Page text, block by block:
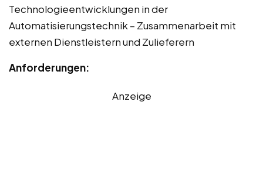
Technologieentwicklungen in der
Automatisierungstechnik – Zusammenarbeit mit
externen Dienstleistern und Zulieferern
Anforderungen:
Anzeige